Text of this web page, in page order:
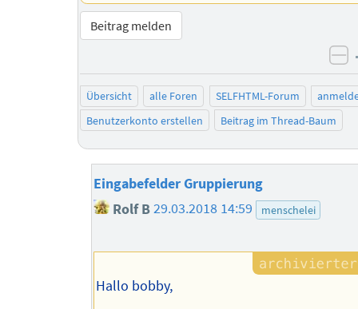
Beitrag melden
Übersicht alle Foren SELFHTML-Forum
Benutzerkonto erstellen
Beitrag im Thread-Baum
Eingabefelder Gruppierung
Rolf B29.03.2018 14:59 menschelei
Hallo bobby,